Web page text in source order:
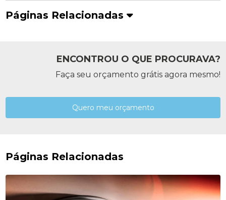
Páginas Relacionadas
ENCONTROU O QUE PROCURAVA?
Faça seu orçamento grátis agora mesmo!
Quero meu orçamento
Páginas Relacionadas